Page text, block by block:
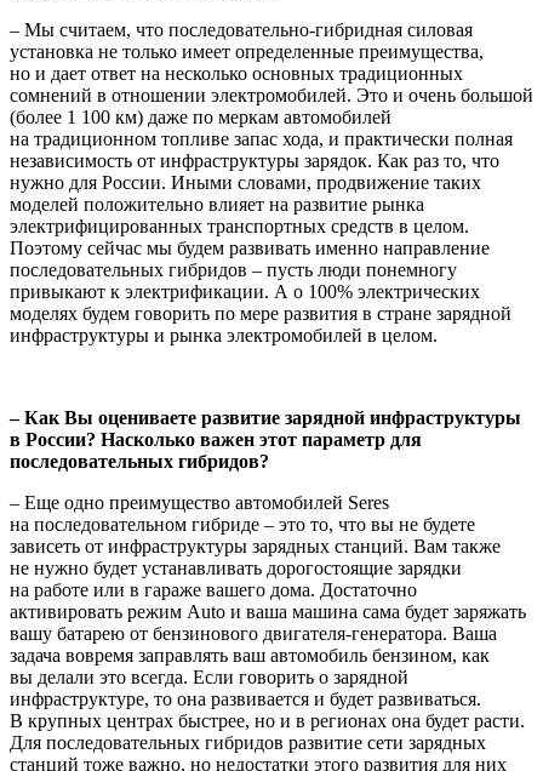
– Мы считаем, что последовательно-гибридная силовая
установка не только имеет определенные преимущества,
но и дает ответ на несколько основных традиционных
сомнений в отношении электромобилей. Это и очень большой
(более 1 100 км) даже по меркам автомобилей
на традиционном топливе запас хода, и практически полная
независимость от инфраструктуры зарядок. Как раз то, что
нужно для России. Иными словами, продвижение таких
моделей положительно влияет на развитие рынка
электрифицированных транспортных средств в целом.
Поэтому сейчас мы будем развивать именно направление
последовательных гибридов – пусть люди понемногу
привыкают к электрификации. А о 100% электрических
моделях будем говорить по мере развития в стране зарядной
инфраструктуры и рынка электромобилей в целом.
– Как Вы оцениваете развитие зарядной инфраструктуры
в России? Насколько важен этот параметр для
последовательных гибридов?
– Еще одно преимущество автомобилей Seres
на последовательном гибриде – это то, что вы не будете
зависеть от инфраструктуры зарядных станций. Вам также
не нужно будет устанавливать дорогостоящие зарядки
на работе или в гараже вашего дома. Достаточно
активировать режим Auto и ваша машина сама будет заряжать
вашу батарею от бензинового двигателя-генератора. Ваша
задача вовремя заправлять ваш автомобиль бензином, как
вы делали это всегда. Если говорить о зарядной
инфраструктуре, то она развивается и будет развиваться.
В крупных центрах быстрее, но и в регионах она будет расти.
Для последовательных гибридов развитие сети зарядных
станций тоже важно, но недостатки этого развития для них